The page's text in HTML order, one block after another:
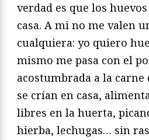
verdad es que los
casa. A mi no me valen
cualquiera: yo quiero
mismo me pasa con el
acostumbrada a la carne
se crían en casa,
libres en la huerta,
hierba, lechugas… sin